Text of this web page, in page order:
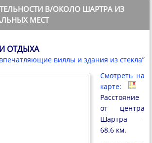
В/ОКОЛО ШАРТРА ИЗ
МЕСТ
ОТДЫХА
виллы и здания из стекла”
Смотреть на
карте:
Расстояние
от центра
Шартра -
68.6 км.